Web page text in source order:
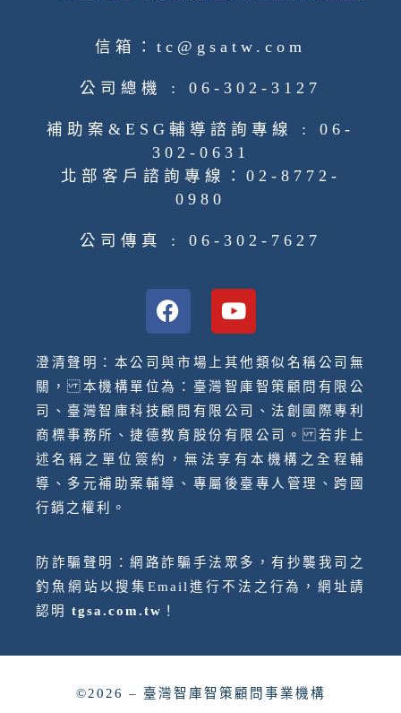
信箱：tc@gsatw.com
公司總機 : 06-302-3127
補助案&ESG輔導諮詢專線 : 06-
302-0631
北部客戶諮詢專線：02-8772-
0980
公司傳真 : 06-302-7627
澄清聲明：本公司與市場上其他類似名稱公司無
關， 本機構單位為：臺灣智庫智策顧問有限公
司、臺灣智庫科技顧問有限公司、法創國際專利
商標事務所、捷德教育股份有限公司。 若非上
述名稱之單位簽約，無法享有本機構之全程輔
導、多元補助案輔導、專屬後臺專人管理、跨國
行銷之權利。
防詐騙聲明：網路詐騙手法眾多，有抄襲我司之
釣魚網站以搜集Email進行不法之行為，網址請
認明
tgsa.com.tw ！
©2026 – 臺灣智庫智策顧問事業機構